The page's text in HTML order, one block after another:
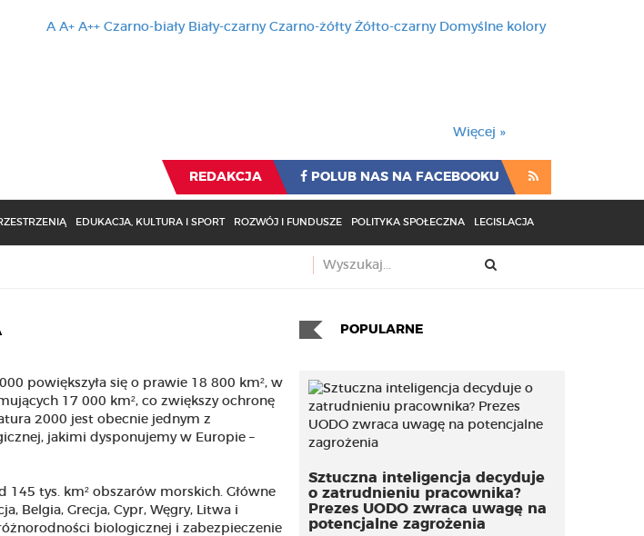
A A+ A++ Czarno-biały Biały-czarny Czarno-żółty Żółto-czarny Domyślne kolory
Więcej »
REDAKCJA POLUB NAS NA FACEBOOKU
EDUKACJA, KULTURA I SPORT ROZWÓJ I FUNDUSZE POLITYKA SPOŁECZNA LEGISLACJA
powiększyła się o prawie 18 800 km², w
17 000 km², co zwiększy ochronę
2000 jest obecnie jednym z
jakimi dysponujemy w Europie –
tys. km² obszarów morskich. Główne
Belgia, Grecja, Cypr, Węgry, Litwa i
biologicznej i zabezpieczenie
POPULARNE
Sztuczna inteligencja decyduje
o zatrudnieniu pracownika?
Prezes UODO zwraca uwagę na
potencjalne zagrożenia